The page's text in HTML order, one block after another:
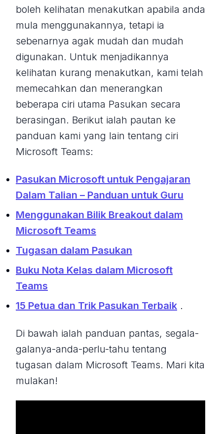
boleh kelihatan menakutkan apabila anda
mula menggunakannya, tetapi ia
sebenarnya agak mudah dan mudah
digunakan. Untuk menjadikannya
kelihatan kurang menakutkan, kami telah
memecahkan dan menerangkan
beberapa ciri utama Pasukan secara
berasingan. Berikut ialah pautan ke
panduan kami yang lain tentang ciri
Microsoft Teams:
Pasukan Microsoft untuk Pengajaran
Dalam Talian – Panduan untuk Guru
Menggunakan Bilik Breakout dalam
Microsoft Teams
Tugasan dalam Pasukan
Buku Nota Kelas dalam Microsoft
Teams
15 Petua dan Trik Pasukan Terbaik .
Di bawah ialah panduan pantas, segala-
galanya-anda-perlu-tahu tentang
tugasan dalam Microsoft Teams. Mari kita
mulakan!